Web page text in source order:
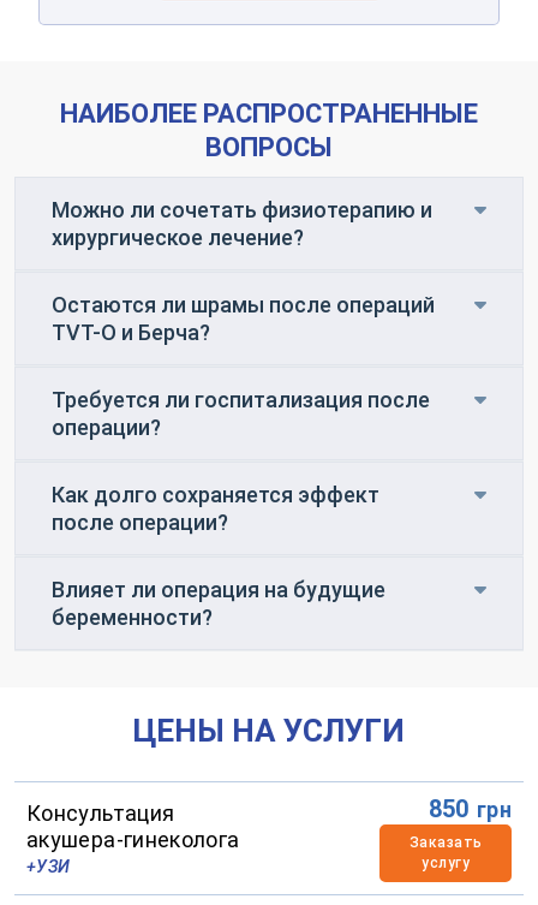
НАИБОЛЕЕ РАСПРОСТРАНЕННЫЕ
ВОПРОСЫ
Можно ли сочетать физиотерапию и
хирургическое лечение?
Остаются ли шрамы после операций
TVT-O и Берча?
Требуется ли госпитализация после
операции?
Как долго сохраняется эффект
после операции?
Влияет ли операция на будущие
беременности?
ЦЕНЫ НА УСЛУГИ
Консультация
акушера-гинеколога
+УЗИ
850 грн
Заказать
услугу